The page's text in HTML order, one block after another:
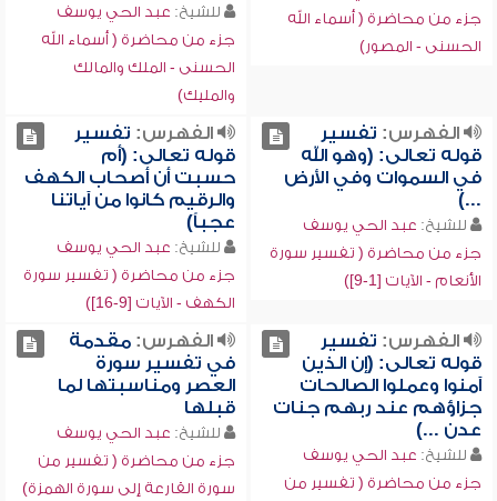
جزء من محاضرة ( أسماء الله
الحسنى - المصور)
للشيخ: عبد الحي يوسف
جزء من محاضرة ( أسماء الله
الحسنى - الملك والمالك
والمليك)
الفهرس: تفسير
قوله تعالى: (وهو الله
في السموات وفي الأرض
...)
للشيخ: عبد الحي يوسف
جزء من محاضرة ( تفسير سورة
الأنعام - الآيات [1-9])
الفهرس: تفسير
قوله تعالى: (أم
حسبت أن أصحاب الكهف
والرقيم كانوا من آياتنا
عجباً)
للشيخ: عبد الحي يوسف
جزء من محاضرة ( تفسير سورة
الكهف - الآيات [9-16])
الفهرس: تفسير
قوله تعالى: (إن الذين
آمنوا وعملوا الصالحات
جزاؤهم عند ربهم جنات
عدن ...)
للشيخ: عبد الحي يوسف
جزء من محاضرة ( تفسير من
الفهرس:مقدمة
في تفسير سورة
العصر ومناسبتها لما
قبلها
للشيخ: عبد الحي يوسف
جزء من محاضرة ( تفسير من
سورة القارعة إلى سورة الهمزة)